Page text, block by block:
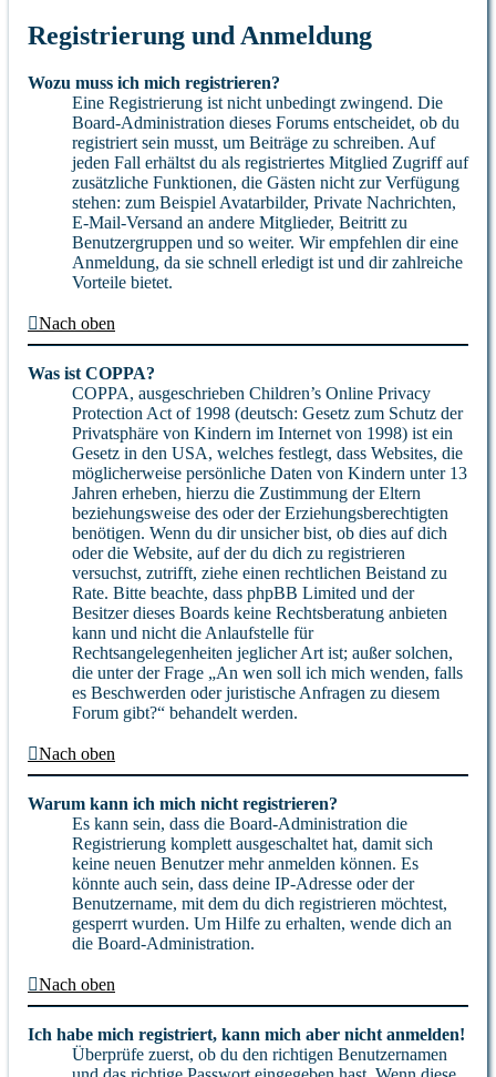
Registrierung und Anmeldung
Wozu muss ich mich registrieren?
Eine Registrierung ist nicht unbedingt zwingend. Die
Board-Administration dieses Forums entscheidet, ob du
registriert sein musst, um Beiträge zu schreiben. Auf
jeden Fall erhältst du als registriertes Mitglied Zugriff auf
zusätzliche Funktionen, die Gästen nicht zur Verfügung
stehen: zum Beispiel Avatarbilder, Private Nachrichten,
E-Mail-Versand an andere Mitglieder, Beitritt zu
Benutzergruppen und so weiter. Wir empfehlen dir eine
Anmeldung, da sie schnell erledigt ist und dir zahlreiche
Vorteile bietet.
Nach oben
Was ist COPPA?
COPPA, ausgeschrieben Children’s Online Privacy
Protection Act of 1998 (deutsch: Gesetz zum Schutz der
Privatsphäre von Kindern im Internet von 1998) ist ein
Gesetz in den USA, welches festlegt, dass Websites, die
möglicherweise persönliche Daten von Kindern unter 13
Jahren erheben, hierzu die Zustimmung der Eltern
beziehungsweise des oder der Erziehungsberechtigten
benötigen. Wenn du dir unsicher bist, ob dies auf dich
oder die Website, auf der du dich zu registrieren
versuchst, zutrifft, ziehe einen rechtlichen Beistand zu
Rate. Bitte beachte, dass phpBB Limited und der
Besitzer dieses Boards keine Rechtsberatung anbieten
kann und nicht die Anlaufstelle für
Rechtsangelegenheiten jeglicher Art ist; außer solchen,
die unter der Frage „An wen soll ich mich wenden, falls
es Beschwerden oder juristische Anfragen zu diesem
Forum gibt?“ behandelt werden.
Nach oben
Warum kann ich mich nicht registrieren?
Es kann sein, dass die Board-Administration die
Registrierung komplett ausgeschaltet hat, damit sich
keine neuen Benutzer mehr anmelden können. Es
könnte auch sein, dass deine IP-Adresse oder der
Benutzername, mit dem du dich registrieren möchtest,
gesperrt wurden. Um Hilfe zu erhalten, wende dich an
die Board-Administration.
Nach oben
Ich habe mich registriert, kann mich aber nicht anmelden!
Überprüfe zuerst, ob du den richtigen Benutzernamen